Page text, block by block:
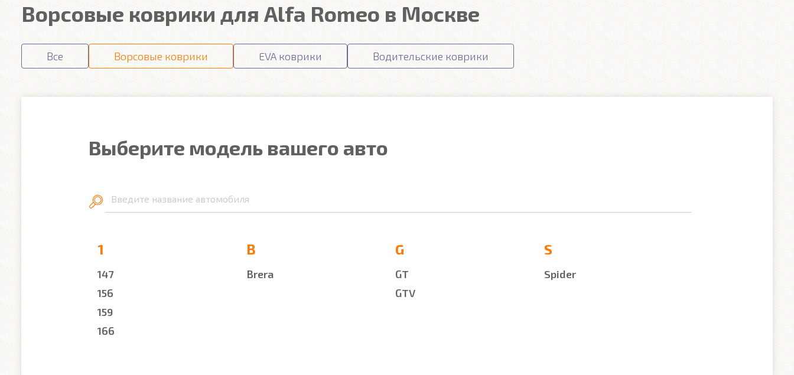
Ворсовые коврики для Alfa Romeo в Москве
Все Ворсовые коврики EVA коврики Водительские коврики
Выберите модель вашего авто
Введите название автомобиля
1
147
156
159
166
B
Brera
G
GT
GTV
S
Spider